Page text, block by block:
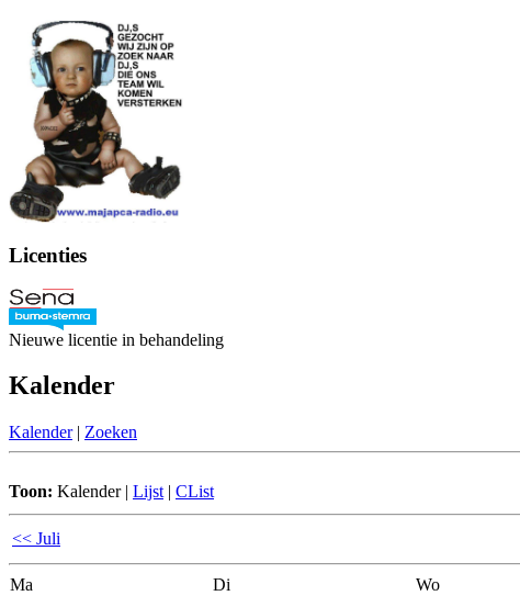
Licenties
Nieuwe licentie in behandeling
Kalender
Kalender | Zoeken
Toon: Kalender| Lijst | CList
<< Juli
Ma Di Wo